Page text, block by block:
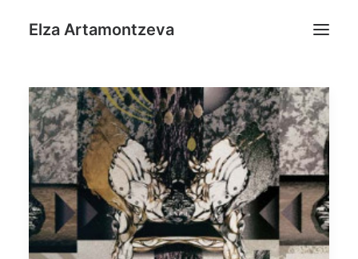
Elza Artamontzeva
Home
Malerei
Grafik
Monumental
About
Kontakt